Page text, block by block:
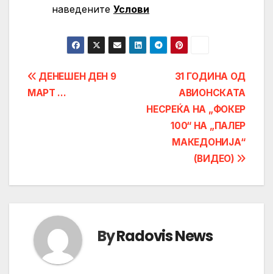
нaведените Услови
Post
navigation
31 ГОДИНА ОД
АВИОНСКАТА
НЕСРЕЌА НА „ФОКЕР
100“ НА „ПАЛЕР
МАКЕДОНИЈА“
(ВИДЕО)
ДЕНЕШЕН ДЕН 9
МАРТ …
ByRadovis News